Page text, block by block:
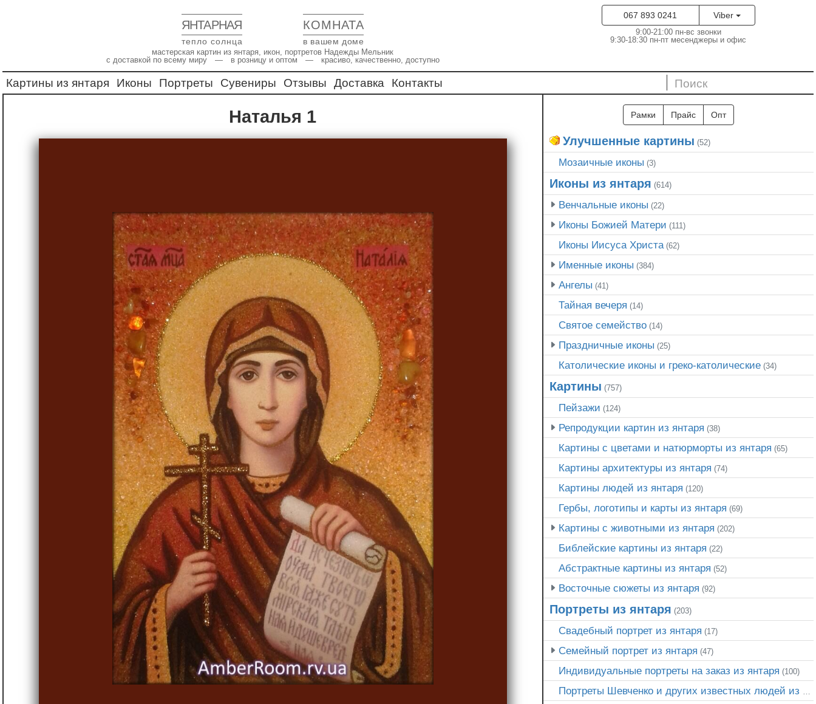
ЯНТАРНАЯ КОМНАТА
тепло солнца в вашем доме
мастерская картин из янтаря, икон, портретов Надежды Мельник
с доставкой по всему миру — в розницу и оптом — красиво, качественно, доступно
067 893 0241 Viber
9:00-21:00 пн-вс звонки
9:30-18:30 пн-пт месенджеры и офис
Картины из янтаря Иконы Портреты Сувениры Отзывы Доставка Контакты
Наталья 1 Рамки Прайс Опт
Улучшенные картины (52)
Мозаичные иконы (3)
Иконы из янтаря (614)
Венчальные иконы (22)
Иконы Божией Матери (111)
Иконы Иисуса Христа(62)
Именные иконы (384)
Ангелы (41)
Тайная вечеря (14)
Святое семейство(14)
Праздничные иконы (25)
Католические иконы и греко-католические(34)
Картины (757)
Пейзажи (124)
Репродукции картин из янтаря (38)
Картины с цветами и натюрморты из янтаря (65)
Картины архитектуры из янтаря (74)
Картины людей из янтаря (120)
Гербы, логотипы и карты из янтаря (69)
Картины с животными из янтаря (202)
Библейские картины из янтаря (22)
Абстрактные картины из янтаря (52)
Восточные сюжеты из янтаря (92)
Портреты из янтаря (203)
Свадебный портрет из янтаря (17)
Семейный портрет из янтаря (47)
Индивидуальные портреты на заказ из янтаря (100)
Портреты Шевченко и других известных людей из янтаря